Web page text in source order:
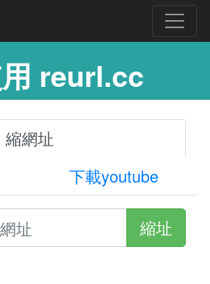
reurl.cc
縮網址
下載youtube
縮址